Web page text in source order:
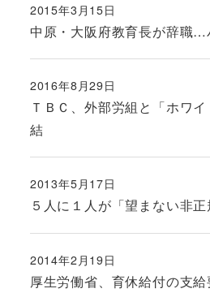
中原・大阪府教育長が辞職…
投稿日
2015年3月15日
ＴＢＣ、外部労組と「ホワ
結
投稿日
2016年8月29日
５人に１人が「望まない非正
投稿日
2013年5月17日
厚生労働省、育休給付の支
投稿日
2014年2月19日